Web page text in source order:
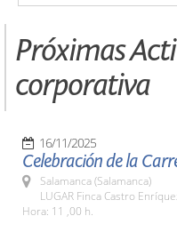
Próximas
corporativa
16/11/2025
Celebración de la
Salamanca (Salamanca)
LUGAR Finca Castro
Hora: 11 ,00 h.